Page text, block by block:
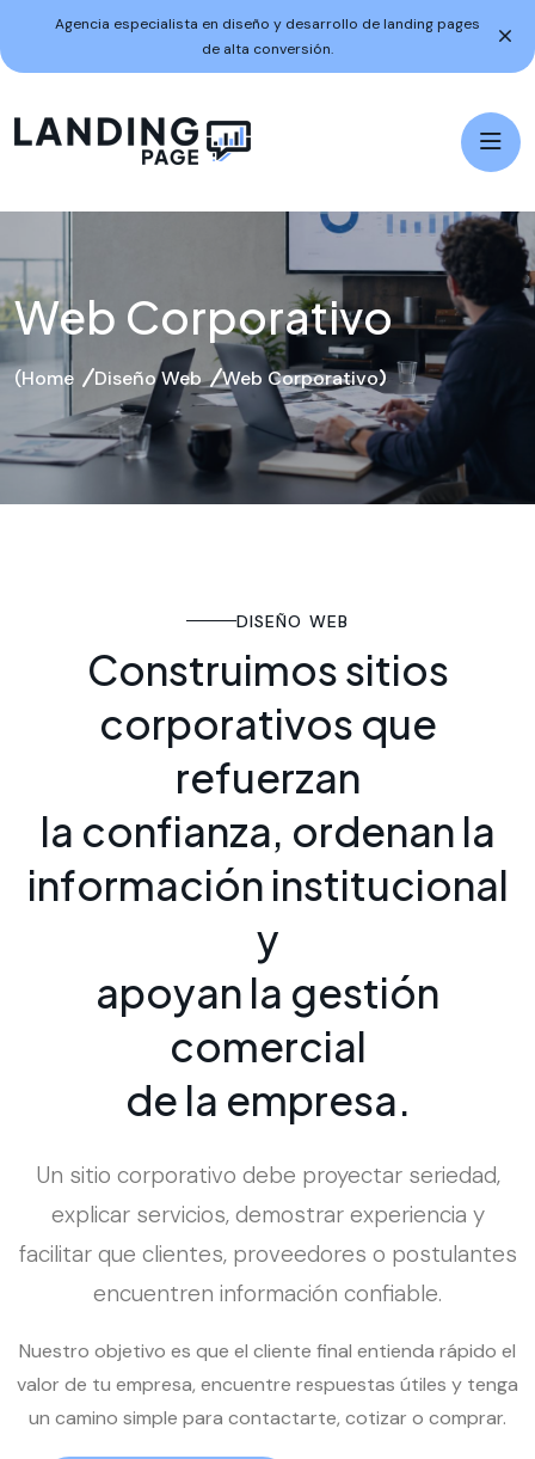
Agencia especialista en diseño y desarrollo de landing pages
de alta conversión.
Web Corporativo
Home Diseño Web Web Corporativo
DISEÑO WEB
Construimossitios
corporativos que
refuerzan
la confianza, ordenan la
información institucional
y
apoyan la gestión
comercial
de la empresa.
Un sitio corporativo debe proyectar seriedad,
explicar servicios, demostrar experiencia y
facilitar que clientes, proveedores o postulantes
encuentren información confiable.
Nuestro objetivo es que el cliente final entienda rápido el
valor de tu empresa, encuentre respuestas útiles y tenga
un camino simple para contactarte, cotizar o comprar.